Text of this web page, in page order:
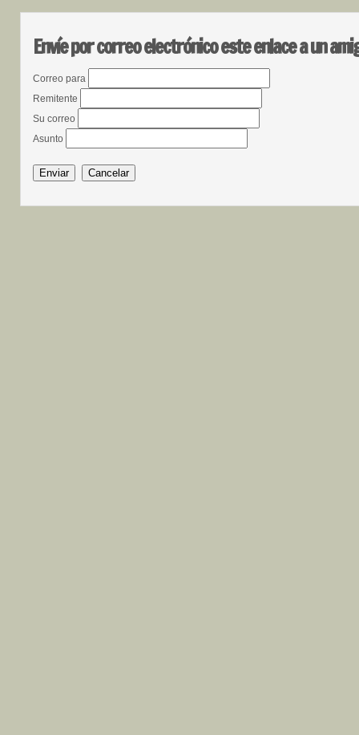
Envíe por correo electrónico este enlace a un
Correo para
Remitente
Su correo
Asunto
Enviar Cancelar